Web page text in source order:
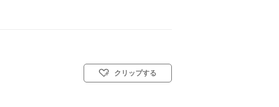
式(キリスト教式)／神前式／人前式／和装人前式
クリップする